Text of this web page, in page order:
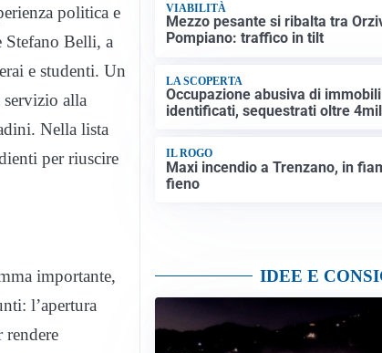
politica e
Belli, a
e studenti. Un
alla
Nella lista
per riuscire
importante,
l’apertura
VIABILITÀ
Mezzo pesante si ribalta tra
Pompiano: traffico in tilt
LA SCOPERTA
Occupazione abusiva di
identificati, sequestrati oltre
IL ROGO
Maxi incendio a Trenzano, in
fieno
IDEE E